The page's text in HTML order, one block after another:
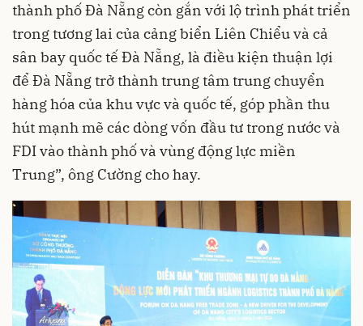
thành phố Đà Nẵng còn gắn với lộ trình phát triển
trong tương lai của cảng biển Liên Chiểu và cả
sân bay quốc tế Đà Nẵng, là điều kiện thuận lợi
để Đà Nẵng trở thành trung tâm trung chuyển
hàng hóa của khu vực và quốc tế, góp phần thu
hút mạnh mẽ các dòng vốn đầu tư trong nước và
FDI vào thành phố và vùng động lực miền
Trung”, ông Cường cho hay.